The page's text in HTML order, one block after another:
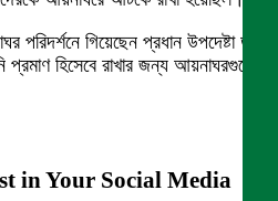
গিয়েছেন প্রধান উপদেষ্টা ড.
হিসেবে রাখার জন্য আয়নাঘরগুলো
in Your Social Media